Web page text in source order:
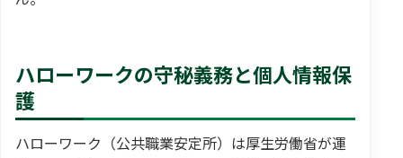
ハローワークの守秘義務と個人情報保
護
ハローワーク（公共職業安定所）は厚生労働省が運